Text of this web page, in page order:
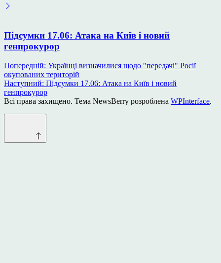
Підсумки 17.06: Атака на Київ і новий
генпрокурор
Навігація
записів
Попередній: Українці визначилися щодо "передачі" Росії
окупованих територій
Наступний: Підсумки 17.06: Атака на Київ і новий
генпрокурор
Всі права захищено. Тема NewsBerry розроблена WPInterface.